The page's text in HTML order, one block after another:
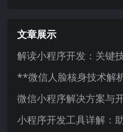
文章展示
解读小程序开发：关键
**微信人脸核身技术解
微信小程序解决方案与
小程序开发工具详解：